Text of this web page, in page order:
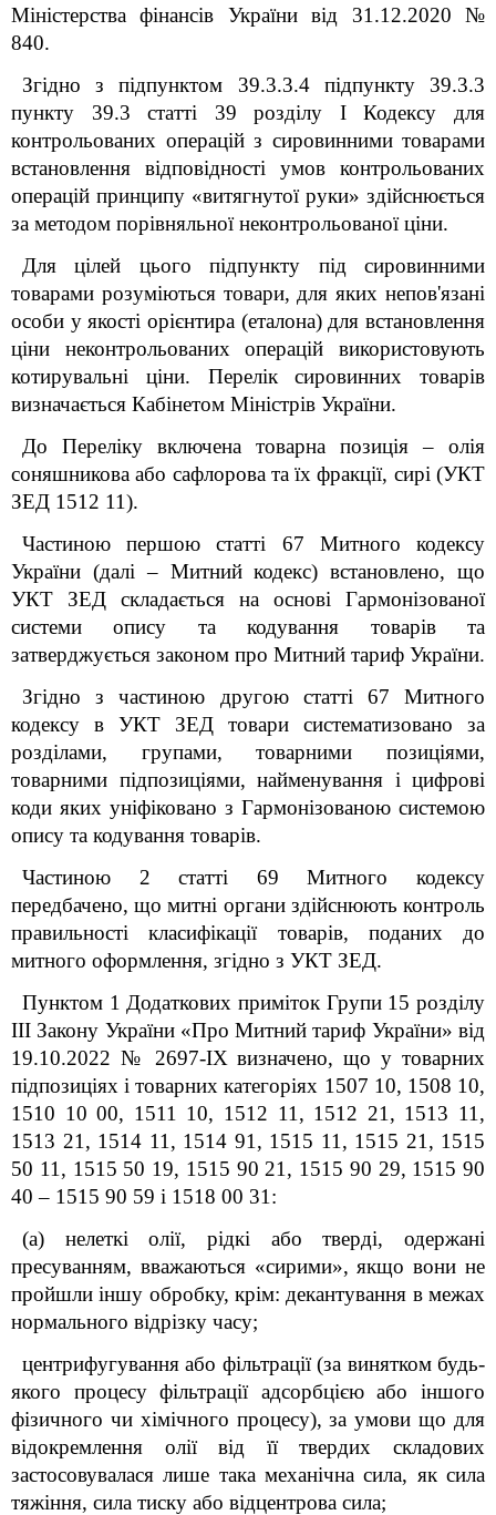
Міністерства фінансів України від 31.12.2020 №
840.
Згідно з підпунктом 39.3.3.4 підпункту 39.3.3
пункту 39.3 статті 39 розділу I Кодексу для
контрольованих операцій з сировинними товарами
встановлення відповідності умов контрольованих
операцій принципу «витягнутої руки» здійснюється
за методом порівняльної неконтрольованої ціни.
Для цілей цього підпункту під сировинними
товарами розуміються товари, для яких непов'язані
особи у якості орієнтира (еталона) для встановлення
ціни неконтрольованих операцій використовують
котирувальні ціни. Перелік сировинних товарів
визначається Кабінетом Міністрів України.
До Переліку включена товарна позиція – олія
соняшникова або сафлорова та їх фракції, сирі (УКТ
ЗЕД 1512 11).
Частиною першою статті 67 Митного кодексу
України (далі – Митний кодекс) встановлено, що
УКТ ЗЕД складається на основі Гармонізованої
системи опису та кодування товарів та
затверджується законом про Митний тариф України.
Згідно з частиною другою статті 67 Митного
кодексу в УКТ ЗЕД товари систематизовано за
розділами, групами, товарними позиціями,
товарними підпозиціями, найменування і цифрові
коди яких уніфіковано з Гармонізованою системою
опису та кодування товарів.
Частиною 2 статті 69 Митного кодексу
передбачено, що митні органи здійснюють контроль
правильності класифікації товарів, поданих до
митного оформлення, згідно з УКТ ЗЕД.
Пунктом 1 Додаткових приміток Групи 15 розділу
III Закону України «Про Митний тариф України» від
19.10.2022 № 2697-IX визначено, що у товарних
підпозиціях і товарних категоріях 1507 10, 1508 10,
1510 10 00, 1511 10, 1512 11, 1512 21, 1513 11,
1513 21, 1514 11, 1514 91, 1515 11, 1515 21, 1515
50 11, 1515 50 19, 1515 90 21, 1515 90 29, 1515 90
40 – 1515 90 59 і 1518 00 31:
(a) нелеткі олії, рідкі або тверді, одержані
пресуванням, вважаються «сирими», якщо вони не
пройшли іншу обробку, крім: декантування в межах
нормального відрізку часу;
центрифугування або фільтрації (за винятком будь-
якого процесу фільтрації адсорбцією або іншого
фізичного чи хімічного процесу), за умови що для
відокремлення олії від її твердих складових
застосовувалася лише така механічна сила, як сила
тяжіння, сила тиску або відцентрова сила;